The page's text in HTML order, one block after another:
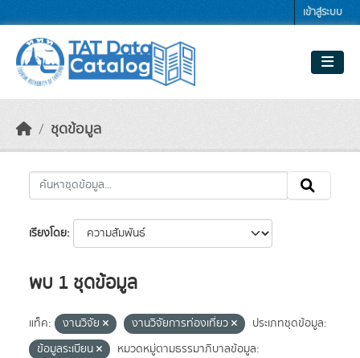
เข้าสู่ระบบ
ชุดข้อมูล
เรียงโดย
พบ 1 ชุดข้อมูล
แท็ค: งานวิจัย งานวิจัยการท่องเที่ยว
ประเภทชุดข้อมูล:
ข้อมูลระเบียน
หมวดหมู่ตามธรรมาภิบาลข้อมูล: